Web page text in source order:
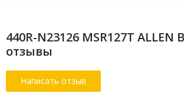
440R-N23126 MSR127T ALLEN
отзывы